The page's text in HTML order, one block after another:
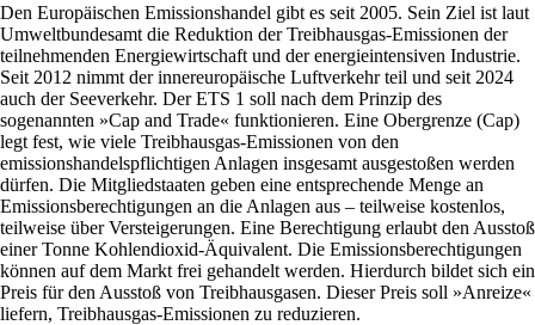
Den Europäischen Emissionshandel gibt es seit 2005. Sein Ziel ist laut
Umweltbundesamt die Reduktion der Treibhausgas-Emissionen der
teilnehmenden Energiewirtschaft und der energieintensiven Industrie.
Seit 2012 nimmt der innereuropäische Luftverkehr teil und seit 2024
auch der Seeverkehr. Der ETS 1 soll nach dem Prinzip des
sogenannten »Cap and Trade« funktionieren. Eine Obergrenze (Cap)
legt fest, wie viele Treibhausgas-Emissionen von den
emissionshandelspflichtigen Anlagen insgesamt ausgestoßen werden
dürfen. Die Mitgliedstaaten geben eine entsprechende Menge an
Emissionsberechtigungen an die Anlagen aus – teilweise kostenlos,
teilweise über Versteigerungen. Eine Berechtigung erlaubt den Ausstoß
einer Tonne Kohlendioxid-Äquivalent. Die Emissionsberechtigungen
können auf dem Markt frei gehandelt werden. Hierdurch bildet sich ein
Preis für den Ausstoß von Treibhausgasen. Dieser Preis soll »Anreize«
liefern, Treibhausgas-Emissionen zu reduzieren.